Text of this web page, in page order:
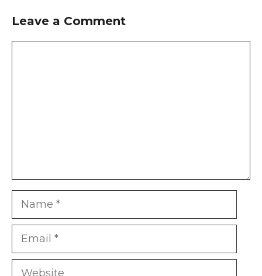
Leave a Comment
Name
Email
Website